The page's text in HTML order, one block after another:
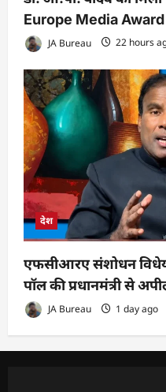
Europe Media
JA Bureau 22 hours
देश
एफसीआरए संशोधन
पॉल की प्रधानमंत्री से
JA Bureau 1 day ago